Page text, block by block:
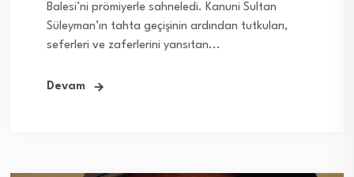
Balesi’ni prömiyerle sahneledi. Kanuni Sultan
Süleyman’ın tahta geçişinin ardından tutkuları,
seferleri ve zaferlerini yansıtan...
Devam